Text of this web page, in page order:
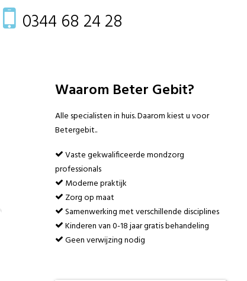
0344 68 24 28
Waarom Beter Gebit?
Alle specialisten in huis. Daarom kiest u voor
Betergebit..
Vaste gekwalificeerde mondzorg
professionals
Moderne praktijk
Zorg op maat
Samenwerking met verschillende disciplines
Kinderen van 0-18 jaar gratis behandeling
Geen verwijzing nodig